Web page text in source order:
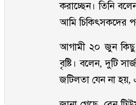
করাচ্ছেন। তিনি
আমি চিকিৎসকদের
আগামী ২০ জুন কিছু
বৃষ্টি। বলেন, দুটি
জটিলতা যেন না হয়,